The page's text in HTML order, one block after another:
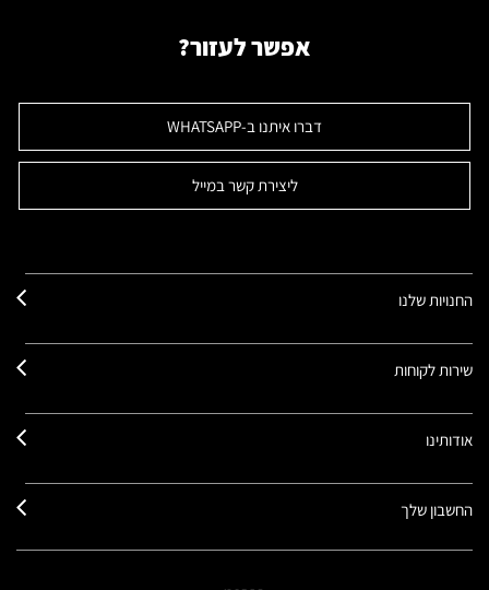
אפשר לעזור?
דברו איתנו ב-WHATSAPP
ליצירת קשר במייל
החנויות שלנו
שירות לקוחות
אודותינו
החשבון שלך